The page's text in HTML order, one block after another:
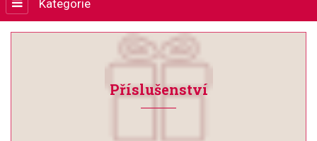
Kategorie
Příslušenství